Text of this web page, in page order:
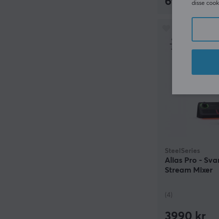
SteelSeries
Alias Pro -
Stream Mixer
(4)
3990 kr
disse